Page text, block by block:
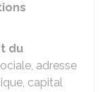
du
adresse
capital